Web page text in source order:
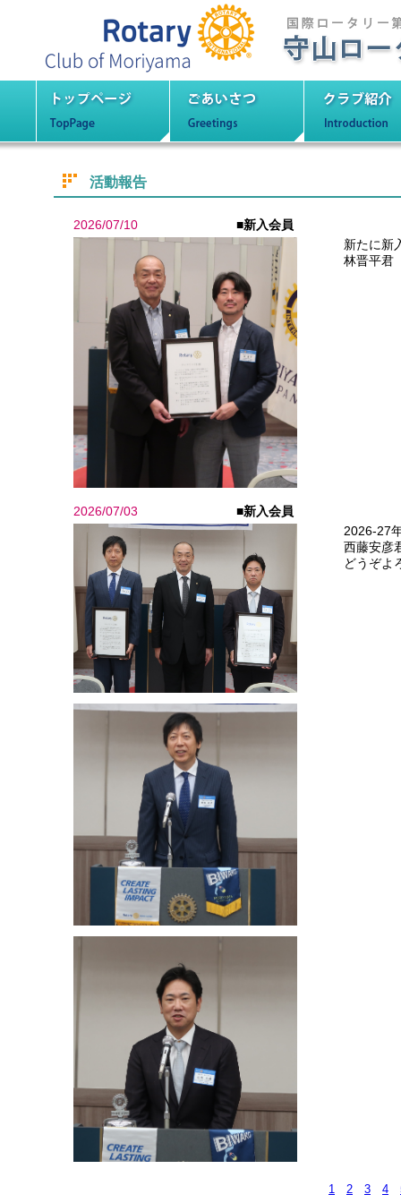
守山ロータリーク
活動報告
2026/07/10
■新入会員
新たに新
林晋平君
2026/07/03
■新入会員
2026-27
西藤安彦
どうぞよ
1 2 3 4